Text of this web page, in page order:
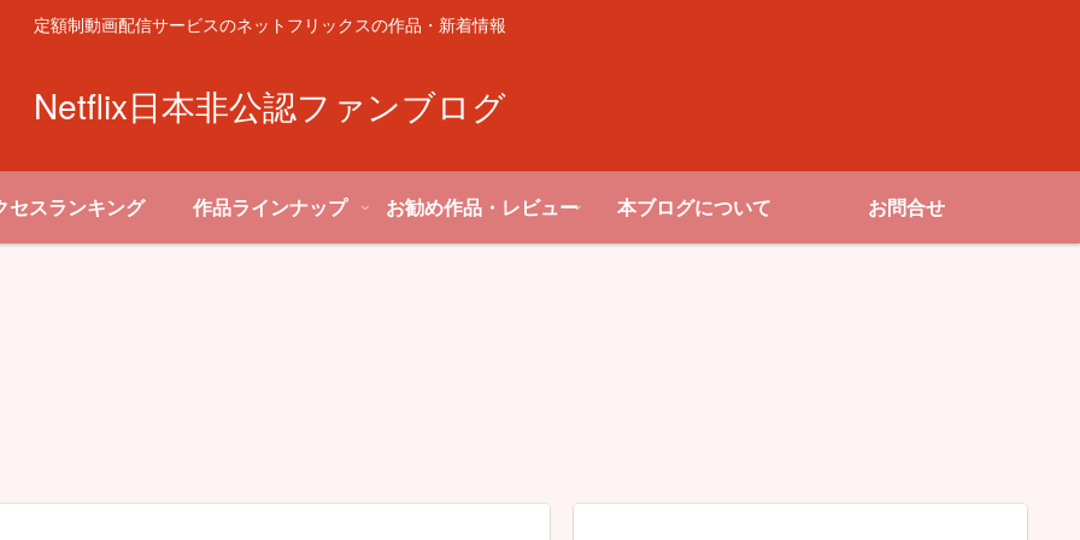
定額制動画配信サービスのネットフリックスの作品・新着情報
Netflix日本非公認ファンブログ
セスランキング 作品ラインナップ お勧め作品・レビュー 本ブログについて お問合せ